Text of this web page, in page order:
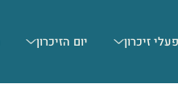
זיכרון יום הזיכרון